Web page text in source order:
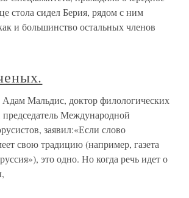
стола сидел Берия, рядом с ним
и большинство остальных членов
Мальдис, доктор филологических
председатель Международной
заявил:«Если слово
свою традицию (например, газета
это одно. Но когда речь идет о